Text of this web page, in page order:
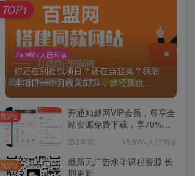
15.9W+人已阅读
你还在到处找项目？还在当韭菜？我靠
卖项目一个月收入5万+，曾经我也...
TOP1
开通知越网VIP会员，尊享全
站资源免费下载，享70%的
惠】2年前 15.5W+人已阅读
TOP2
最新无广告水印课程资源 长
期更新
TOP3